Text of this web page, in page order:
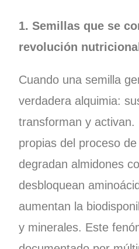
1. Semillas que se
revolución nutricional
Cuando una semilla
verdadera alquimia:
transforman y activan.
propias del proceso
degradan almidones
desbloquean
aumentan la
y minerales. Este